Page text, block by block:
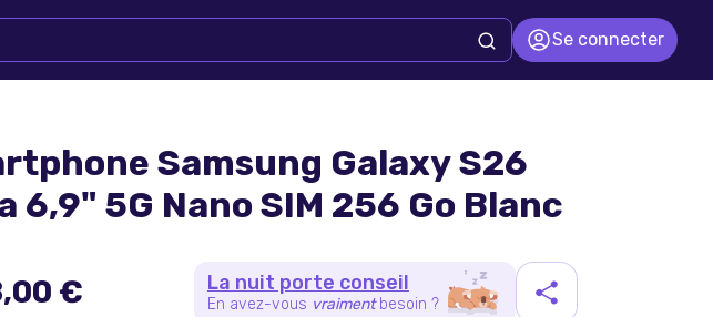
Se connecter
Samsung Galaxy S26
6,9" 5G Nano SIM 256 Go Blanc
€ La nuit porte conseil
En avez-vous vraiment besoin ?